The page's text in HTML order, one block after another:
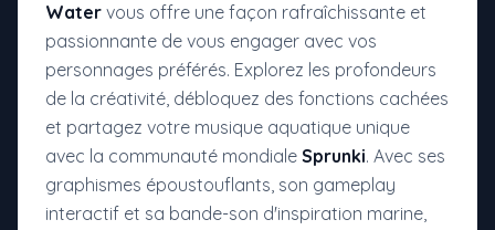
Water vous offre une façon rafraîchissante et
passionnante de vous engager avec vos
personnages préférés. Explorez les profondeurs
de la créativité, débloquez des fonctions cachées
et partagez votre musique aquatique unique
avec la communauté mondiale Sprunki. Avec ses
graphismes époustouflants, son gameplay
interactif et sa bande-son d'inspiration marine,